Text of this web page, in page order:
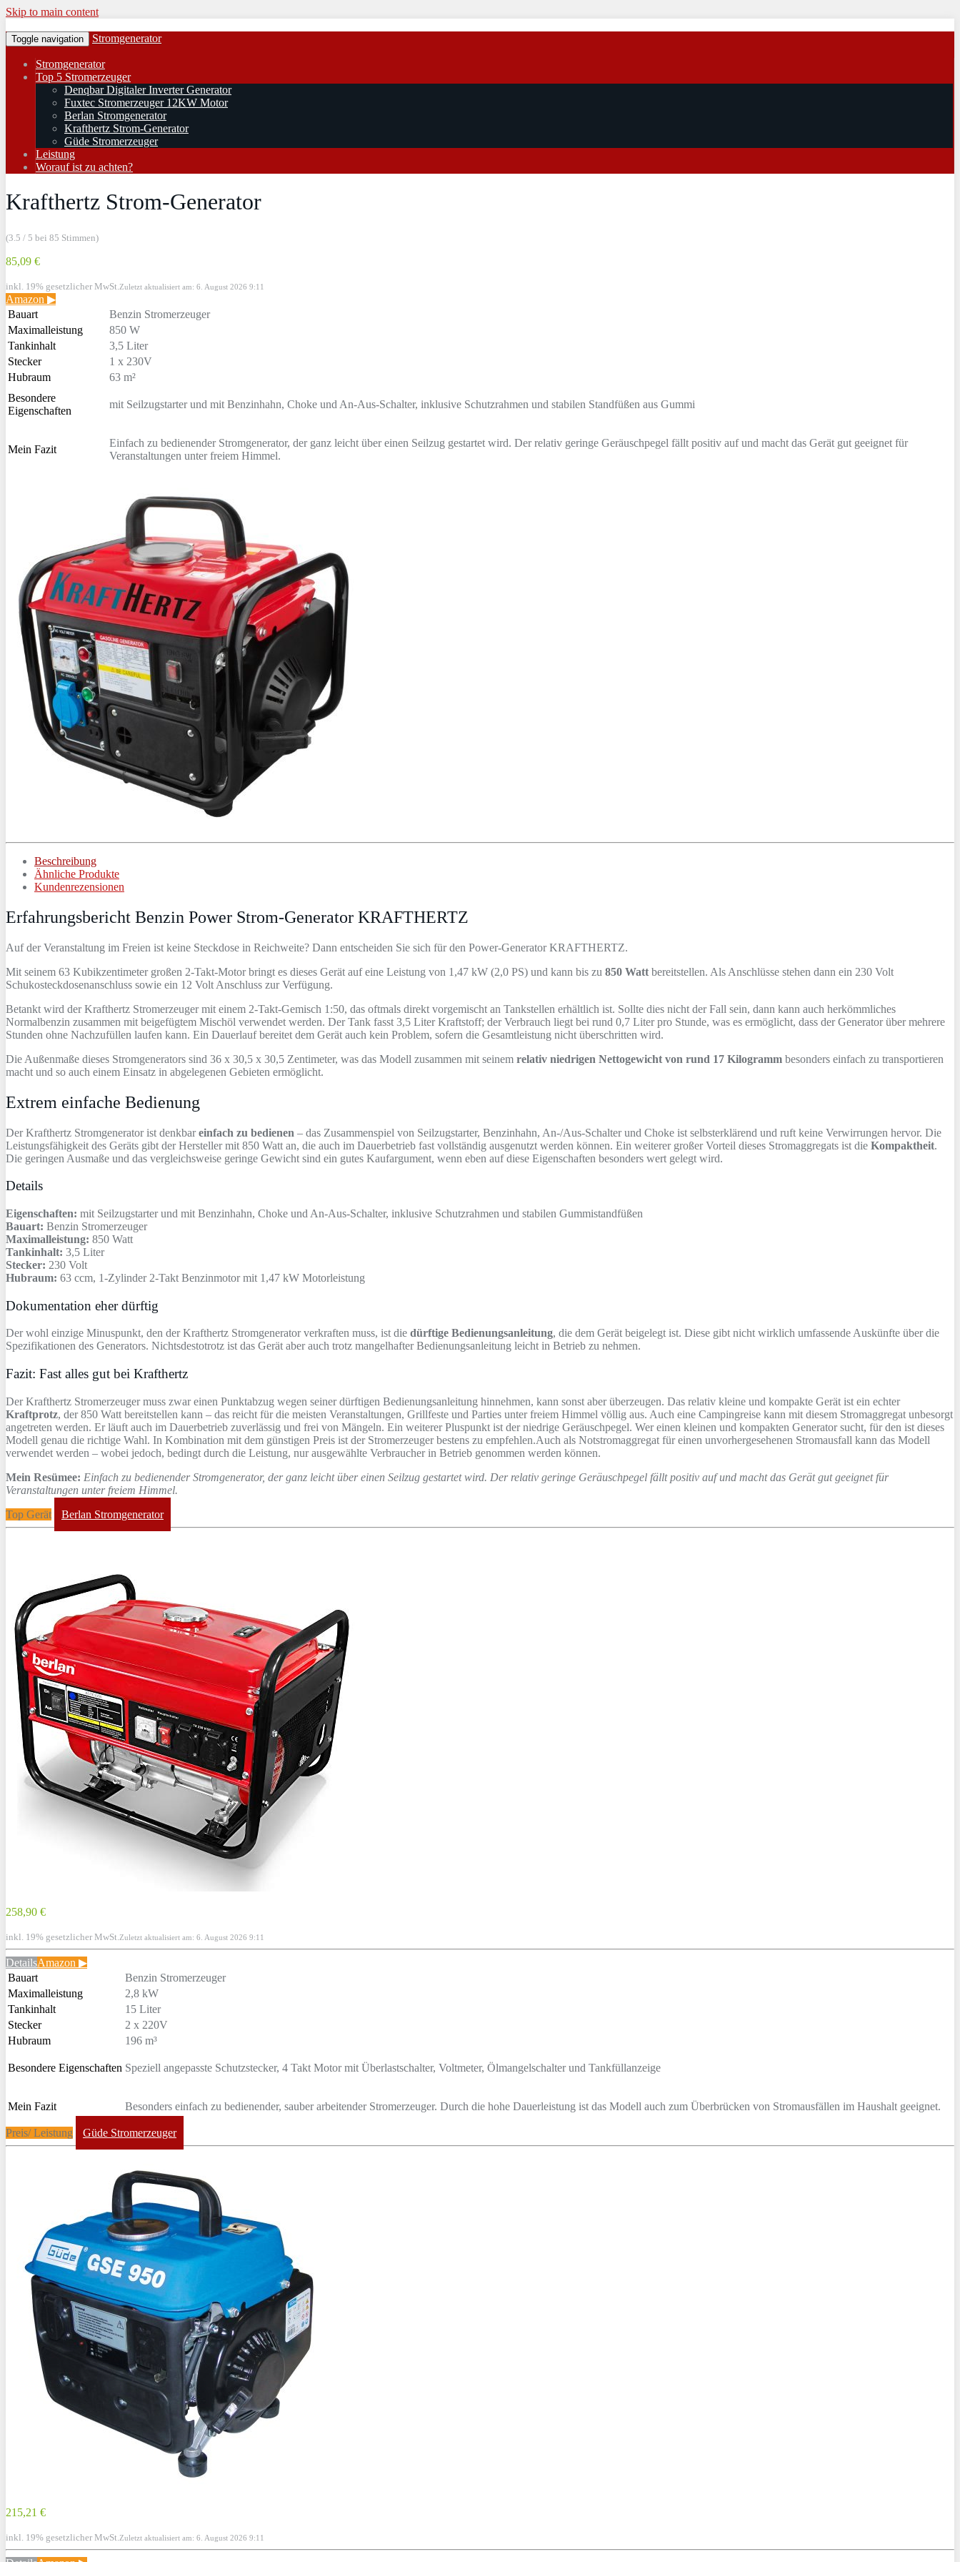
Skip to main content
Toggle navigation Stromgenerator
Stromgenerator
Top 5 Stromerzeuger
Denqbar Digitaler Inverter Generator
Fuxtec Stromerzeuger 12KW Motor
Berlan Stromgenerator
Krafthertz Strom-Generator
Güde Stromerzeuger
Leistung
Worauf ist zu achten?
Krafthertz Strom-Generator
(3.5 / 5 bei 85 Stimmen)
85,09 €
inkl. 19% gesetzlicher MwSt. Zuletzt aktualisiert am: 6. August 2026 9:11
Amazon ▶
Bauart
Benzin Stromerzeuger
Maximalleistung
850 W
Tankinhalt
3,5 Liter
Stecker
1 x 230V
Hubraum
63 m²
Besondere
Eigenschaften
mit Seilzugstarter und mit Benzinhahn, Choke und An-Aus-Schalter, inklusive Schutzrahmen und stabilen Standfüßen aus Gummi
Mein Fazit
Einfach zu bedienender Stromgenerator, der ganz leicht über einen Seilzug gestartet wird. Der relativ geringe Geräuschpegel fällt positiv auf und macht das Gerät gut geeignet für
Veranstaltungen unter freiem Himmel.
Beschreibung
Ähnliche Produkte
Kundenrezensionen
Erfahrungsbericht Benzin Power Strom-Generator KRAFTHERTZ
Auf der Veranstaltung im Freien ist keine Steckdose in Reichweite? Dann entscheiden Sie sich für den Power-Generator KRAFTHERTZ.
Mit seinem 63 Kubikzentimeter großen 2-Takt-Motor bringt es dieses Gerät auf eine Leistung von 1,47 kW (2,0 PS) und kann bis zu 850 Watt bereitstellen. Als Anschlüsse stehen dann ein 230 Volt
Schukosteckdosenanschluss sowie ein 12 Volt Anschluss zur Verfügung.
Betankt wird der Krafthertz Stromerzeuger mit einem 2-Takt-Gemisch 1:50, das oftmals direkt vorgemischt an Tankstellen erhältlich ist. Sollte dies nicht der Fall sein, dann kann auch herkömmliches
Normalbenzin zusammen mit beigefügtem Mischöl verwendet werden. Der Tank fasst 3,5 Liter Kraftstoff; der Verbrauch liegt bei rund 0,7 Liter pro Stunde, was es ermöglicht, dass der Generator über mehrere
Stunden ohne Nachzufüllen laufen kann. Ein Dauerlauf bereitet dem Gerät auch kein Problem, sofern die Gesamtleistung nicht überschritten wird.
Die Außenmaße dieses Stromgenerators sind 36 x 30,5 x 30,5 Zentimeter, was das Modell zusammen mit seinem relativ niedrigen Nettogewicht von rund 17 Kilogramm besonders einfach zu transportieren
macht und so auch einem Einsatz in abgelegenen Gebieten ermöglicht.
Extrem einfache Bedienung
Der Krafthertz Stromgenerator ist denkbareinfach zu bedienen – das Zusammenspiel von Seilzugstarter, Benzinhahn, An-/Aus-Schalter und Choke ist selbsterklärend und ruft keine Verwirrungen hervor. Die
Leistungsfähigkeit des Geräts gibt der Hersteller mit 850 Watt an, die auch im Dauerbetrieb fast vollständig ausgenutzt werden können. Ein weiterer großer Vorteil dieses Stromaggregats ist die Kompaktheit.
Die geringen Ausmaße und das vergleichsweise geringe Gewicht sind ein gutes Kaufargument, wenn eben auf diese Eigenschaften besonders wert gelegt wird.
Details
Eigenschaften: mit Seilzugstarter und mit Benzinhahn, Choke und An-Aus-Schalter, inklusive Schutzrahmen und stabilen Gummistandfüßen
Bauart: Benzin Stromerzeuger
Maximalleistung: 850 Watt
Tankinhalt: 3,5 Liter
Stecker: 230 Volt
Hubraum: 63 ccm, 1-Zylinder 2-Takt Benzinmotor mit 1,47 kW Motorleistung
Dokumentation eher dürftig
Der wohl einzige Minuspunkt, den der Krafthertz Stromgenerator verkraften muss, ist die dürftige Bedienungsanleitung, die dem Gerät beigelegt ist. Diese gibt nicht wirklich umfassende Auskünfte über die
Spezifikationen des Generators. Nichtsdestotrotz ist das Gerät aber auch trotz mangelhafter Bedienungsanleitung leicht in Betrieb zu nehmen.
Fazit: Fast alles gut bei Krafthertz
Der Krafthertz Stromerzeuger muss zwar einen Punktabzug wegen seiner dürftigen Bedienungsanleitung hinnehmen, kann sonst aber überzeugen. Das relativ kleine und kompakte Gerät ist ein echter
Kraftprotz, der 850 Watt bereitstellen kann – das reicht für die meisten Veranstaltungen, Grillfeste und Parties unter freiem Himmel völlig aus. Auch eine Campingreise kann mit diesem Stromaggregat unbesorgt
angetreten werden. Er läuft auch im Dauerbetrieb zuverlässig und frei von Mängeln. Ein weiterer Pluspunkt ist der niedrige Geräuschpegel. Wer einen kleinen und kompakten Generator sucht, für den ist dieses
Modell genau die richtige Wahl. In Kombination mit dem günstigen Preis ist der Stromerzeuger bestens zu empfehlen.Auch als Notstromaggregat für einen unvorhergesehenen Stromausfall kann das Modell
verwendet werden – wobei jedoch, bedingt durch die Leistung, nur ausgewählte Verbraucher in Betrieb genommen werden können.
Mein Resümee: Einfach zu bedienender Stromgenerator, der ganz leicht über einen Seilzug gestartet wird. Der relativ geringe Geräuschpegel fällt positiv auf und macht das Gerät gut geeignet für
Veranstaltungen unter freiem Himmel.
Top Gerät
Berlan Stromgenerator
258,90 €
inkl. 19% gesetzlicher MwSt. Zuletzt aktualisiert am: 6. August 2026 9:11
DetailsAmazon ▶
Bauart
Benzin Stromerzeuger
Maximalleistung
2,8 kW
Tankinhalt
15 Liter
Stecker
2 x 220V
Hubraum
196 m³
Besondere Eigenschaften Speziell angepasste Schutzstecker, 4 Takt Motor mit Überlastschalter, Voltmeter, Ölmangelschalter und Tankfüllanzeige
Mein Fazit Besonders einfach zu bedienender, sauber arbeitender Stromerzeuger. Durch die hohe Dauerleistung ist das Modell auch zum Überbrücken von Stromausfällen im Haushalt geeignet.
Preis/ Leistung Güde Stromerzeuger
215,21 €
inkl. 19% gesetzlicher MwSt. Zuletzt aktualisiert am: 6. August 2026 9:11